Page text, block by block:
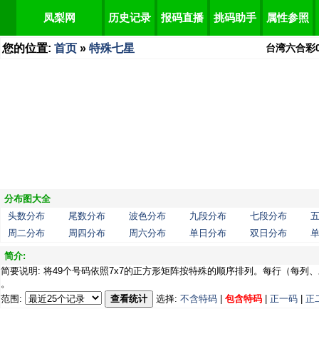
凤梨网 历史记录 报码直播 挑码助手 属性参照
您的位置: 首页 » 特殊七星 台湾六合彩
分布图大全
头数分布
尾数分布 波色分布 九段分布 七段分布
周二分布
周四分布 周六分布 单日分布 双日分布
简介:
简要说明: 将49个号码依照7x7的正方形矩阵按特殊的顺序排列。每行（每列
。
范围:
查看统计 选择: 不含特码 包含特码 正一码 正